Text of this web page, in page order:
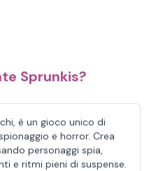
Sprunkis?
è un gioco unico di
e horror. Crea
personaggi spia,
e ritmi pieni di suspense.